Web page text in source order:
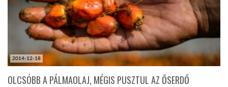
GLOBOTV
AFRIKA TUDÁSTÁR
2014-12-18
OLCSÓBB A PÁLMAOLAJ, MÉGIS PUSZTUL AZ ŐSERDŐ